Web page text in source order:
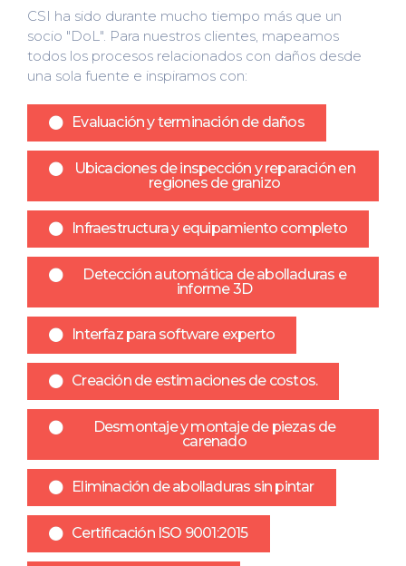
CSI ha sido durante mucho tiempo más que un
socio "DoL". Para nuestros clientes, mapeamos
todos los procesos relacionados con daños desde
una sola fuente e inspiramos con:
Evaluación y terminación de daños
Ubicaciones de inspección y reparación en
regiones de granizo
Infraestructura y equipamiento completo
Detección automática de abolladuras e
informe 3D
Interfaz para software experto
Creación de estimaciones de costos.
Desmontaje y montaje de piezas de
carenado
Eliminación de abolladuras sin pintar
Certificación ISO 9001:2015